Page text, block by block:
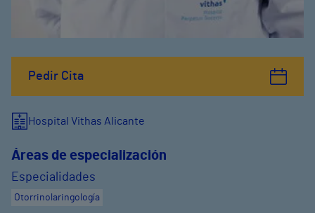
Pedir Cita
Hospital Vithas Alicante
Áreas de especialización
Especialidades
Otorrinolaringología